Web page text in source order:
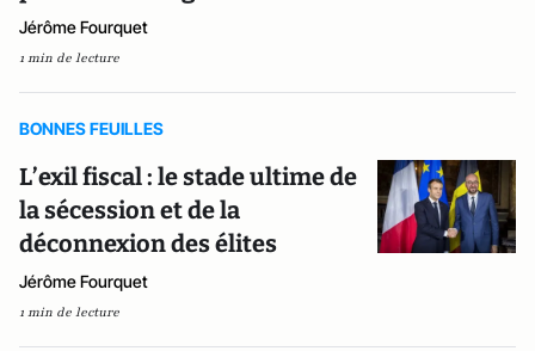
Jérôme Fourquet
1 min de lecture
BONNES FEUILLES
L’exil fiscal : le stade ultime de
la sécession et de la
déconnexion des élites
Jérôme Fourquet
1 min de lecture